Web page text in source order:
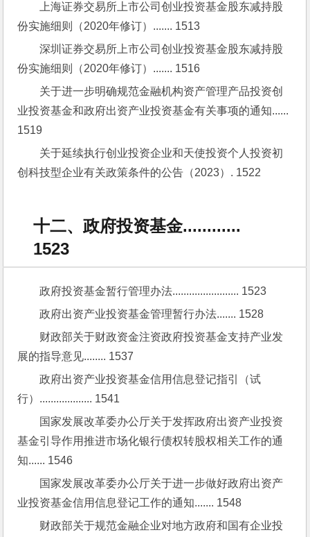
上海证券交易所上市公司创业投资基金股东减持股
份实施细则（2020年修订）....... 1513
深圳证券交易所上市公司创业投资基金股东减持股
份实施细则（2020年修订）....... 1516
关于进一步明确规范金融机构资产管理产品投资创
业投资基金和政府出资产业投资基金有关事项的通知......
1519
关于延续执行创业投资企业和天使投资个人投资初
创科技型企业有关政策条件的公告（2023）. 1522
十二、政府投资基金............
1523
政府投资基金暂行管理办法........................ 1523
政府出资产业投资基金管理暂行办法....... 1528
财政部关于财政资金注资政府投资基金支持产业发
展的指导意见........ 1537
政府出资产业投资基金信用信息登记指引（试
行）................... 1541
国家发展改革委办公厅关于发挥政府出资产业投资
基金引导作用推进市场化银行债权转股权相关工作的通
知...... 1546
国家发展改革委办公厅关于进一步做好政府出资产
业投资基金信用信息登记工作的通知....... 1548
财政部关于规范金融企业对地方政府和国有企业投